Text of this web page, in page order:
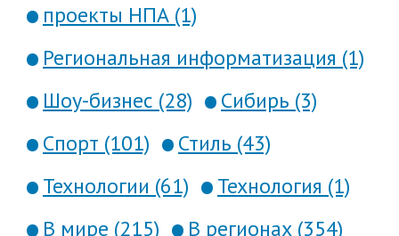
проекты НПА (1)
Региональная информатизация (1)
Шоу-бизнес (28)
Сибирь (3)
Спорт (101)
Стиль (43)
Технологии (61)
Технология (1)
В мире (215)
В регионах (354)